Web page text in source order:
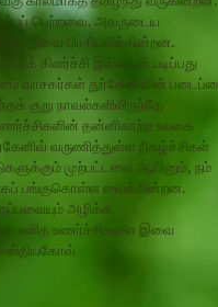
பெற்றவை. அவருடைய
இவை பிரதிபலிக்கின்றன.
கிளர்ச்சி இல்லாமல் படிப்பது
வாசகர்கள் துர்கேனிவின்
குறு நாவல்களிலிருந்தே
தன்னிகரற்ற உலகை
வருணித்துள்ள நிகழ்ச்சிகள்
முற்பட்டவை ஆயினும், நம்
பங்குகொள்ள வைக்கின்றன.
அழிக்க
மனித உணர்ச்சிகளை இவை